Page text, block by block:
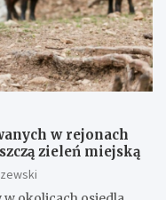
w rejonach
zieleń miejską